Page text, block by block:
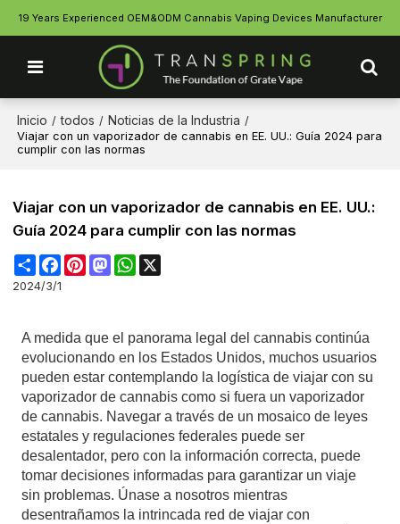
19 Years Experienced OEM&ODM Cannabis Vaping Devices Manufacturer
Inicio / todos / Noticias de la Industria /
Viajar con un vaporizador de cannabis en EE. UU.: Guía 2024 para
cumplir con las normas
Viajar con un vaporizador de cannabis en EE. UU.:
Guía 2024 para cumplir con las normas
ShareFacebookPinterestMastodonWhatsApp
2024/3/1
A medida que el panorama legal del cannabis continúa
evolucionando en los Estados Unidos, muchos usuarios
pueden estar contemplando la logística de viajar con su
vaporizador de cannabis como si fuera un vaporizador
de cannabis. Navegar a través de un mosaico de leyes
estatales y regulaciones federales puede ser
desalentador, pero con la información correcta, puede
tomar decisiones informadas para garantizar un viaje
sin problemas. Únase a nosotros mientras
desentrañamos la intrincada red de viajar con